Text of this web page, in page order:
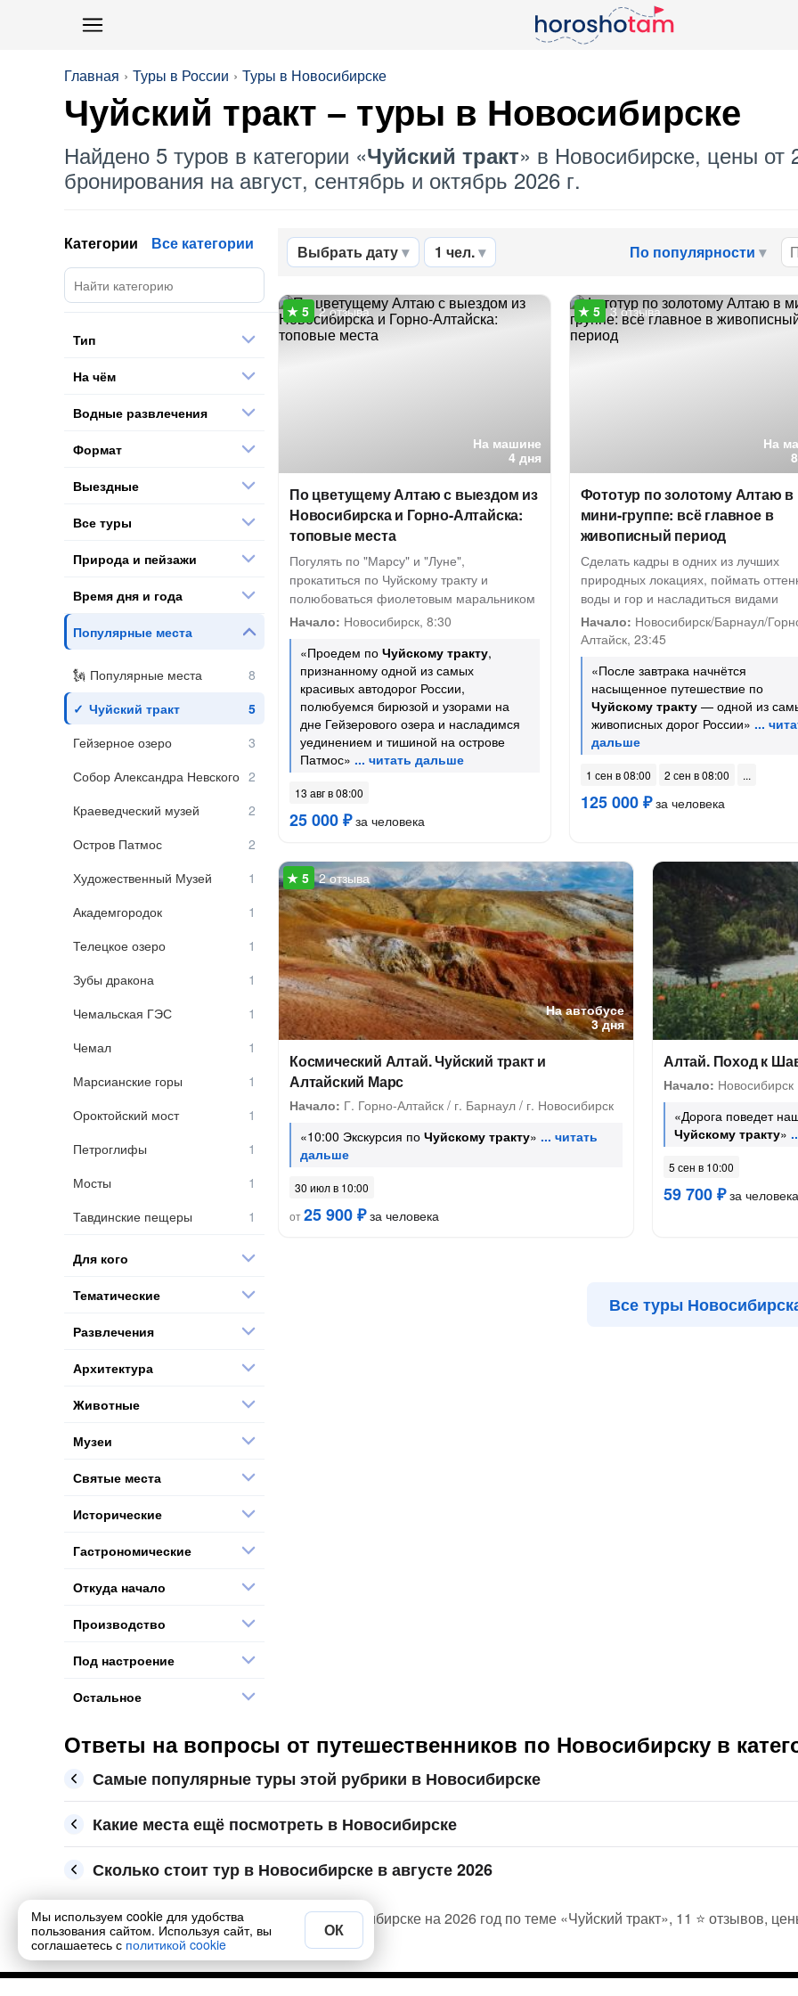
Главная Туры в России Туры в Новосибирске
Чуйский тракт – туры в Новосибирске
Найдено 5 туров в категории «Чуйский тракт» в Новосибирске, цены от
бронирования на август, сентябрь и октябрь 2026 г.
Выбрать дату 1 чел. По популярности
На машине
4 дня
2 отзыва
По цветущему Алтаю с выездом из
Новосибирска и Горно-Алтайска:
топовые места
Погулять по "Марсу" и "Луне",
прокатиться по Чуйскому тракту и
полюбоваться фиолетовым маральником
Начало: Новосибирск, 8:30
«Проедем по Чуйскому тракту,
признанному одной из самых
красивых автодорог России,
полюбуемся бирюзой и узорами на
дне Гейзерового озера и насладимся
уединением и тишиной на острове
Патмос»
13 авг в 08:00
25 000 ₽за человека
На
3 отзыва
Фототур по золотому Алтаю в
мини-группе: всё главное в
живописный период
Сделать кадры в одних из лучших
природных локациях, поймать
воды и гор и насладиться видами
Начало: Новосибирск/Барнаул/
Алтайск, 23:45
«После завтрака начнётся
насыщенное путешествие по
Чуйскому тракту — одной из
живописных дорог России»
1 сен в 08:00 2 сен в 08:00
125 000 ₽за человека
На автобусе
3 дня
2 отзыва
Космический Алтай. Чуйский тракт и
Алтайский Марс
Начало: Г. Горно-Алтайск / г. Барнаул / г. Новосибирск
«10:00 Экскурсия по Чуйскому тракту»
30 июл в 10:00
от25 900 ₽за человека
Алтай. Поход к
Начало: Новосибирск
«Дорога поведет
Чуйскому тракту»
5 сен в 10:00
59 700 ₽за человека
Все туры
Категории Все категории
Тип
На чём
Водные развлечения
Формат
Выездные
Все туры
Природа и пейзажи
Время дня и года
Популярные места
Популярные места
Чуйский тракт
Гейзерное озеро
Собор Александра Невского
Краеведческий музей
Остров Патмос
Художественный Музей
Академгородок
Телецкое озеро
Зубы дракона
Чемальская ГЭС
Чемал
Марсианские горы
Ороктойский мост
Петроглифы
Мосты
Тавдинские пещеры
Для кого
Тематические
Развлечения
Архитектура
Животные
Музеи
Святые места
Исторические
Гастрономические
Откуда начало
Производство
Под настроение
Остальное
Ответы на вопросы от путешественников по Новосибирску в
Самые популярные туры этой рубрики в Новосибирске
Какие места ещё посмотреть в Новосибирске
Сколько стоит тур в Новосибирске в августе 2026
Купите самый интересный из 5 туров в Новосибирске на 2026 год по теме «Чуйский тракт», 11 ⭐ отзывов,
август, сентябрь и октябрь
Мы используем cookie для удобства
пользования сайтом. Используя сайт, вы
соглашаетесь с политикой cookie
ОК